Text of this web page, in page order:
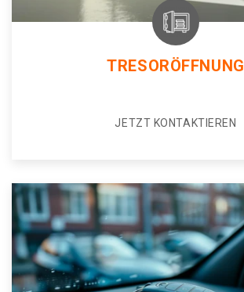
TRESORÖFFNUNG
JETZT KONTAKTIEREN